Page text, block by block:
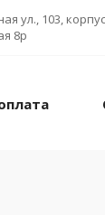
ул., 103,
8р